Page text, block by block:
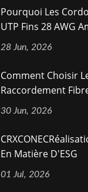
Pourquoi Les
UTP Fins 28 AWG
28 Jun, 2026
Comment Choisir
Raccordement
30 Jun, 2026
En Matière D'ESG
01 Jul, 2026